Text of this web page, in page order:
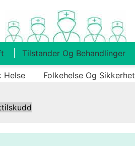
Tilstander Og Behandlinger
Helse Folkehelse Og Sikkerhet